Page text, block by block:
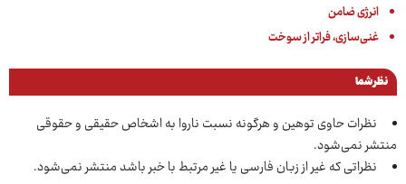
انرژی ضامن
غنی‌سازی، فراتر از سوخت
نظر شما
نظرات حاوی توهین و هرگونه نسبت ناروا به اشخاص حقیقی و حقوقی
منتشر نمی‌شود.
نظراتی که غیر از زبان فارسی یا غیر مرتبط با خبر باشد منتشر نمی‌شود.